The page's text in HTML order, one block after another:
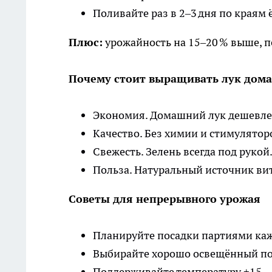
Поливайте раз в 2–3 дня по краям
Плюс:урожайность на 15–20 % выше,
Почему стоит выращивать лук дома
Экономия. Домашний лук
Качество. Без химии и
Свежесть. Зелень всегда под рукой.
Польза. Натуральный источник
Советы для непрерывного урожая
Планируйте посадки партиями
Выбирайте хорошо освещённый